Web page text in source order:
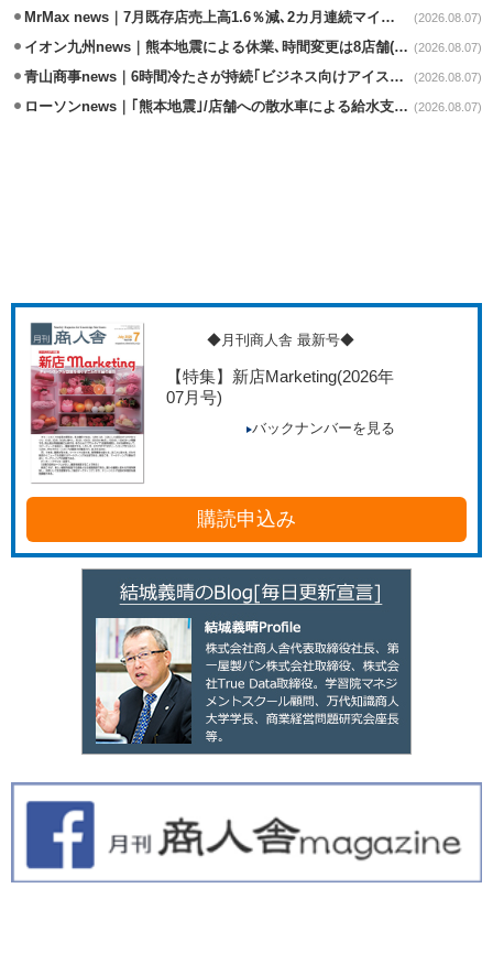
MrMax news｜7月既存店売上高1.6％減､2カ月連続マイナス (2026.08.07)
イオン九州news｜熊本地震による休業､時間変更は8店舗(8/7時点) (2026.08.07)
青山商事news｜6時間冷たさが持続｢ビジネス向けアイスベスト｣発売 (2026.08.07)
ローソンnews｜｢熊本地震｣/店舗への散水車による給水支援を開始 (2026.08.07)
◆月刊商人舎 最新号◆
【特集】新店Marketing(2026年
07月号)
バックナンバーを見る
購読申込み